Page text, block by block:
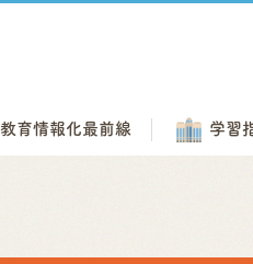
教育情報化最前線 学習